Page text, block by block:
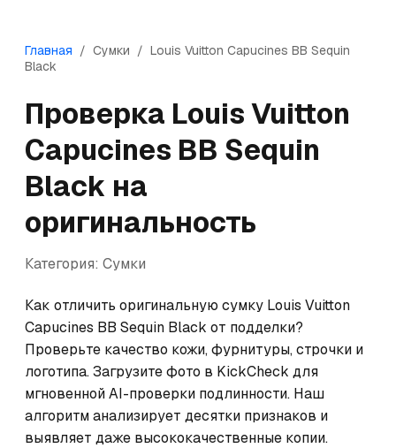
Главная / Сумки / Louis Vuitton Capucines BB Sequin
Black
Проверка Louis Vuitton
Capucines BB Sequin
Black на
оригинальность
Категория: Сумки
Как отличить оригинальную сумку Louis Vuitton
Capucines BB Sequin Black от подделки?
Проверьте качество кожи, фурнитуры, строчки и
логотипа. Загрузите фото в KickCheck для
мгновенной AI-проверки подлинности. Наш
алгоритм анализирует десятки признаков и
выявляет даже высококачественные копии.